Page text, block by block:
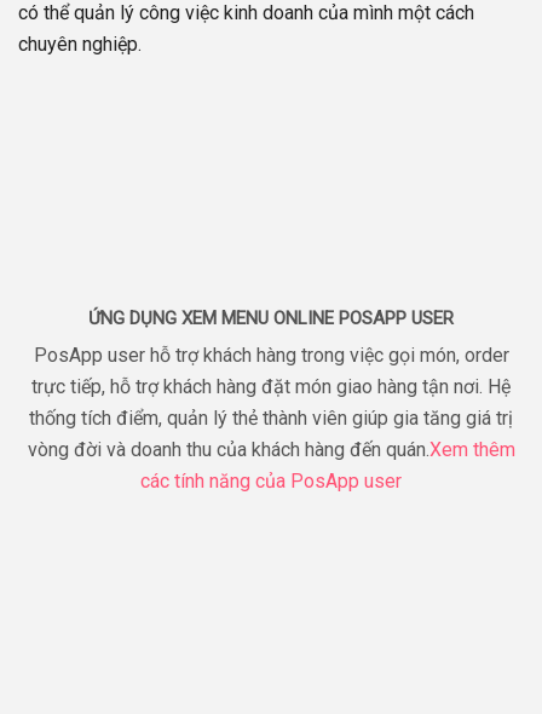
có thể quản lý công việc kinh doanh của mình một cách
chuyên nghiệp.
ỨNG DỤNG XEM MENU ONLINE POSAPP USER
PosApp user hỗ trợ khách hàng trong việc gọi món, order
trực tiếp, hỗ trợ khách hàng đặt món giao hàng tận nơi. Hệ
thống tích điểm, quản lý thẻ thành viên giúp gia tăng giá trị
vòng đời và doanh thu của khách hàng đến quán.Xem thêm
các tính năng của PosApp user